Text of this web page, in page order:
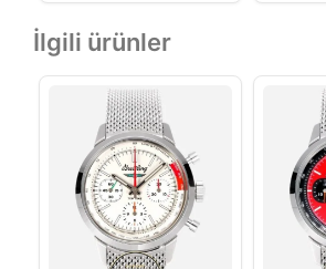
İlgili ürünler